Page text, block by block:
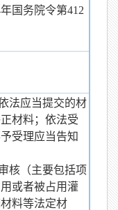
国务院令第412
法应当提交的材
材料；依法受
受理应当告知
核（主要包括项
或者被占用灌
料等法定材